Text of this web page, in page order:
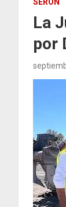
SERÓN
La
por